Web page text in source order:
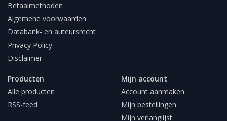
Betaalmethoden
Algemene voorwaarden
Databank- en auteursrecht
Privacy Policy
Disclaimer
Producten
Alle producten
RSS-feed
Mijn account
Account aanmaken
Mijn bestellingen
Mijn verlanglijst